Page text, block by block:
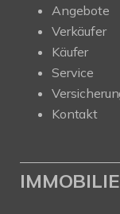
Angebote
Verkäufer
Käufer
Service
Kontakt